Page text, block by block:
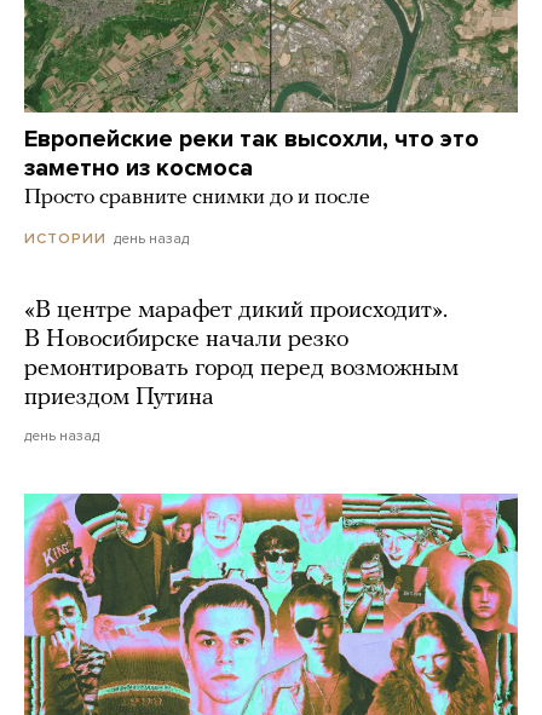
Европейские реки так высохли, что это
заметно из космоса
Просто сравните снимки до и после
ИСТОРИИ день назад
«В центре марафет дикий происходит».
В Новосибирске начали резко
ремонтировать город перед возможным
приездом Путина
день назад